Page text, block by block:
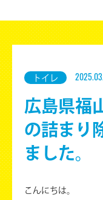
トイレ
広島県福
の詰まり
ました。
こんにちは。